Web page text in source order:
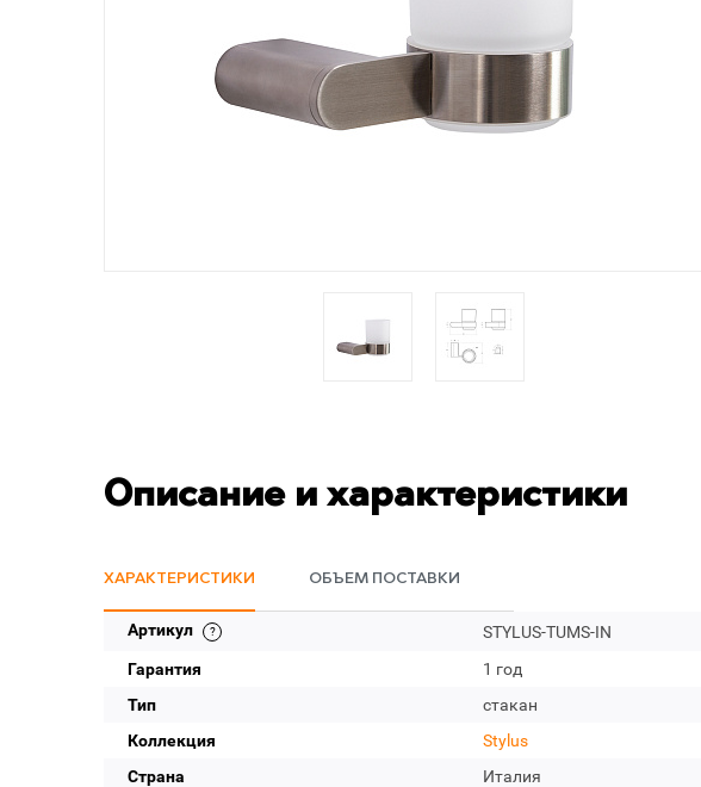
Описание и характеристики
ХАРАКТЕРИСТИКИ ОБЪЕМ ПОСТАВКИ
Артикул
STYLUS-TUMS-IN
Гарантия
1 год
Тип
стакан
Коллекция
Stylus
Страна
Италия